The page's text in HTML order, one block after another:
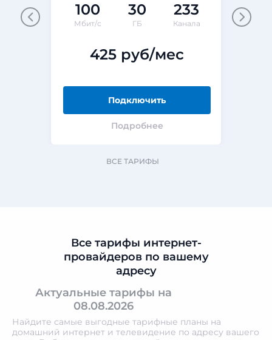
100
Мбит/с
30
ГБ
233
Канала
425 руб/мес
Подключить
Подробнее
ВСЕ ТАРИФЫ
Все тарифы интернет-
провайдеров по вашему
адресу
Актуальные тарифы на
08.08.2026
Найдите самые выгодные тарифные планы на
домашний интернет и телевидение по адресу вашего